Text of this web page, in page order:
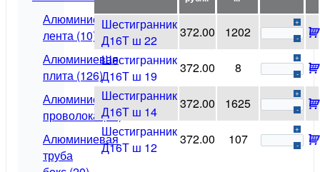
Алюминиевая
лента (10)
Алюминиевая
плита (126)
Алюминиевая
проволока (11)
Алюминиевая
труба
Шестигранник
Д16Т ш 22
372.00 1202
+
-
Шестигранник
Д16Т ш 19
372.00 8
+
-
Шестигранник
Д16Т ш 14
372.00 1625
+
-
Шестигранник
Д16Т ш 12
372.00 107
+
-